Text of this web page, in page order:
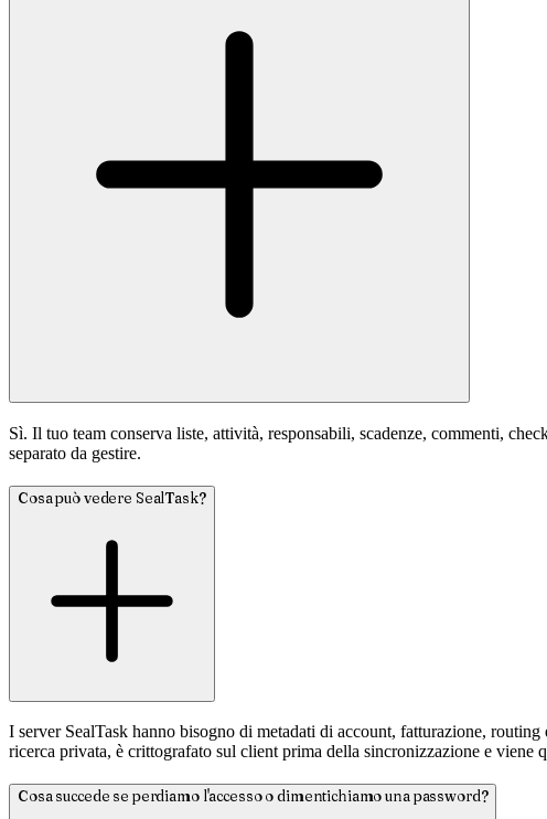
Sì. Il tuo team conserva liste, attività, responsabili, scadenze, commenti,
separato da gestire.
Cosa può vedere SealTask?
I server SealTask hanno bisogno di metadati di account, fatturazione,
ricerca privata, è crittografato sul client prima della sincronizzazione e
Cosa succede se perdiamo l'accesso o dimentichiamo una password?